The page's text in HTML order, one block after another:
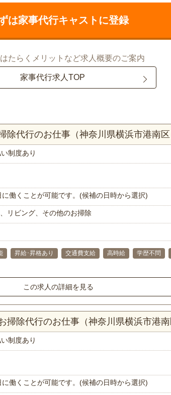
は家事代行キャストに登録
たらくメリットなど求人概要のご案内
家事代行求人TOP
代行のお仕事（神奈川県横浜市港南区
制度あり
働くことが可能です。(候補の日時から選択)
リビング、その他のお掃除
昇給･昇格あり 交通費支給 高時給 学歴不問
この求人の詳細を見る
除代行のお仕事（神奈川県横浜市港南
制度あり
働くことが可能です。(候補の日時から選択)